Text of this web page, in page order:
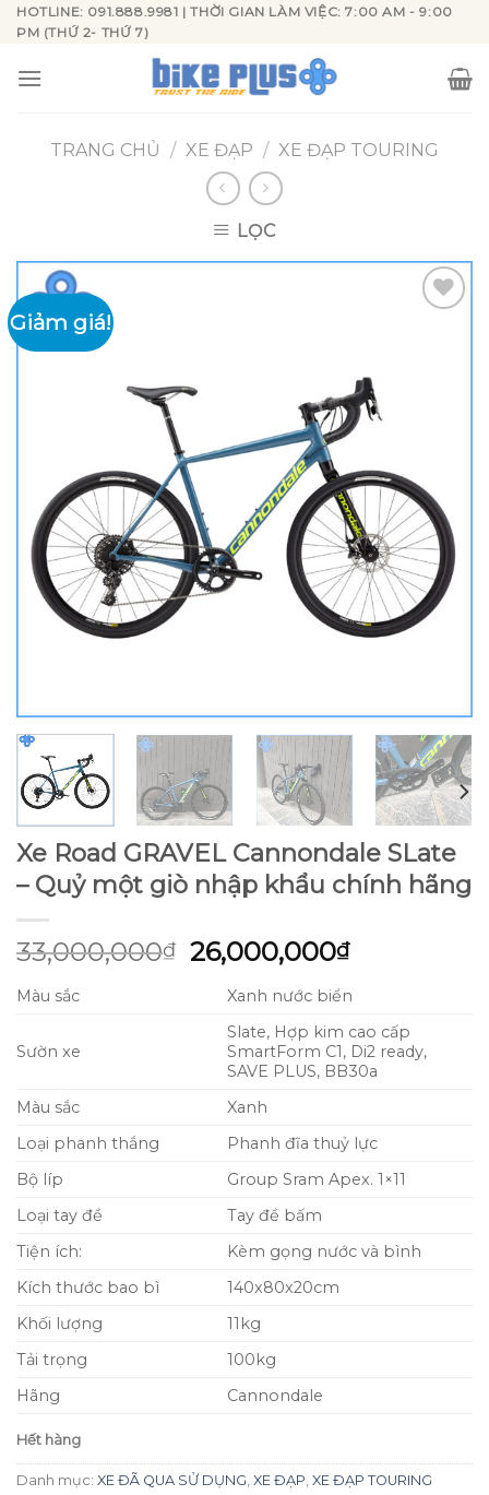
Skip
content
HOTLINE: 091.888.9981 | THỜI GIAN LÀM VIỆC: 7:00 AM - 9:00
PM (THỨ 2- THỨ 7)
TRANG CHỦ / XE ĐẠP / XE ĐẠP TOURING
LỌC
Giảm giá!
Xe Road GRAVEL Cannondale SLate
– Quỷ một giò nhập khẩu chính hãng
33,000,000₫ Giá
33,000,000₫.
26,000,000₫Giá
tại
là:
Màu sắc Xanh nước biển
Sườn xe
Slate, Hợp kim cao cấp
SmartForm C1, Di2 ready,
SAVE PLUS, BB30a
Màu sắc
Xanh
Loại phanh thắng
Phanh đĩa thuỷ lực
Bộ líp
Group Sram Apex. 1×11
Loại tay đề
Tay đề bấm
Tiện ích:
Kèm gọng nước và bình
Kích thước bao bì
140x80x20cm
Khối lượng
11kg
Tải trọng
100kg
Hãng
Cannondale
Hết hàng
Danh mục: XE ĐÃ QUA SỬ DỤNG XE ĐẠP XE ĐẠP TOURING